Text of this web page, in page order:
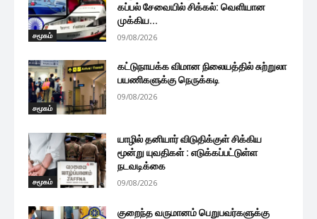
சமூகம்
கப்பல் சேவையில் சிக்கல்: வெளியான
முக்கிய...
09/08/2026
சமூகம்
கட்டுநாயக்க விமான நிலையத்தில் சுற்றுலா
பயணிகளுக்கு நெருக்கடி
09/08/2026
சமூகம்
யாழில் தனியார் விடுதிக்குள் சிக்கிய
மூன்று யுவதிகள் : எடுக்கப்பட்டுள்ள
நடவடிக்கை
09/08/2026
குறைந்த வருமானம் பெறுபவர்களுக்கு